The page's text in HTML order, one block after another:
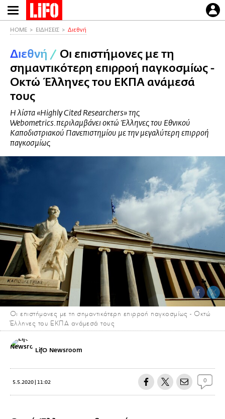
Παράκαμψη
προς
περιεχόμενο
HOME ΕΙΔΗΣΕΙΣ Διεθνή
Διεθνή / Οι επιστήμονες με τη
σημαντικότερη επιρροή παγκοσμίως -
Οκτώ Έλληνες του ΕΚΠΑ ανάμεσά
τους
Η λίστα «Highly Cited Researchers» της
Webometrics.περιλαμβάνει οκτώ Έλληνες του Εθνικού
Καποδιστριακού Πανεπιστημίου με την μεγαλύτερη επιρροή
παγκοσμίως
Οι επιστήμονες με τη σημαντικότερη επιρροή παγκοσμίως - Οκτώ
Έλληνες του ΕΚΠΑ ανάμεσά τους
LifO Newsroom
5.5.2020 | 11:02 0